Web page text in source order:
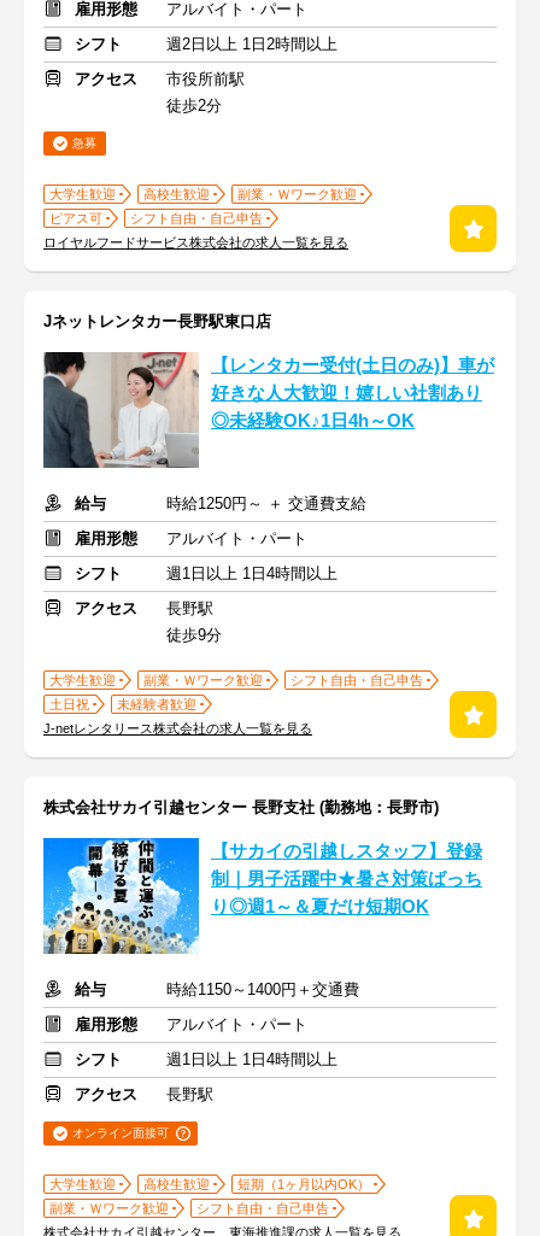
雇用形態
アルバイト・パート
シフト
週2日以上 1日2時間以上
アクセス
市役所前駅
徒歩2分
急募
大学生歓迎 高校生歓迎
副業・Ｗワーク歓迎
ピアス可
シフト自由・自己申告
ロイヤルフードサービス株式会社の求人一覧を見る
Jネットレンタカー長野駅東口店
【レンタカー受付(土日のみ)】車が
好きな人大歓迎！嬉しい社割あり
◎未経験OK♪1日4h～OK
給与
時給1250円～ ＋ 交通費支給
雇用形態
アルバイト・パート
シフト
週1日以上 1日4時間以上
アクセス
長野駅
徒歩9分
大学生歓迎 副業・Ｗワーク歓迎
シフト自由・自己申告
土日祝
未経験者歓迎
J-netレンタリース株式会社の求人一覧を見る
株式会社サカイ引越センター 長野支社 (勤務地：長野市)
【サカイの引越しスタッフ】登録
制｜男子活躍中★暑さ対策ばっち
り◎週1～＆夏だけ短期OK
給与
時給1150～1400円＋交通費
雇用形態
アルバイト・パート
シフト
週1日以上 1日4時間以上
アクセス
長野駅
オンライン面接可
大学生歓迎 高校生歓迎
短期（1ヶ月以内OK）
副業・Ｗワーク歓迎
シフト自由・自己申告
株式会社サカイ引越センター 東海推進課の求人一覧を見る